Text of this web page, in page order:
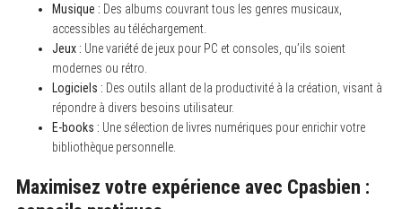
Musique : Des albums couvrant tous les genres musicaux,
accessibles au téléchargement.
Jeux : Une variété de jeux pour PC et consoles, qu’ils soient
modernes ou rétro.
Logiciels : Des outils allant de la productivité à la création, visant à
répondre à divers besoins utilisateur.
E-books : Une sélection de livres numériques pour enrichir votre
bibliothèque personnelle.
Maximisez votre expérience avec Cpasbien :